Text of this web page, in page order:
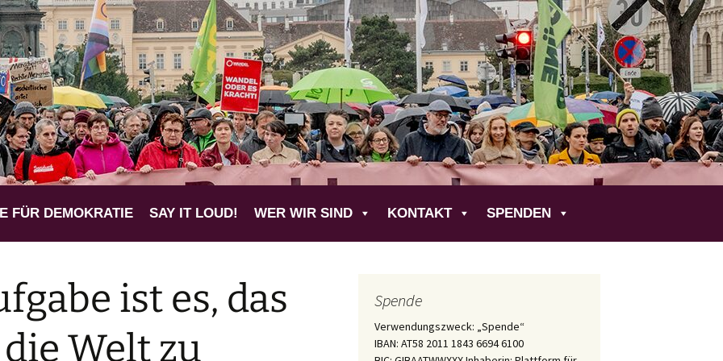
eine menschliche
FÜR DEMOKRATIE SAY IT LOUD! WER WIR SIND KONTAKT SPENDEN
ist es, das
Welt zu
Spende
Verwendungszweck: „Spende“
IBAN: AT58 2011 1843 6694 6100